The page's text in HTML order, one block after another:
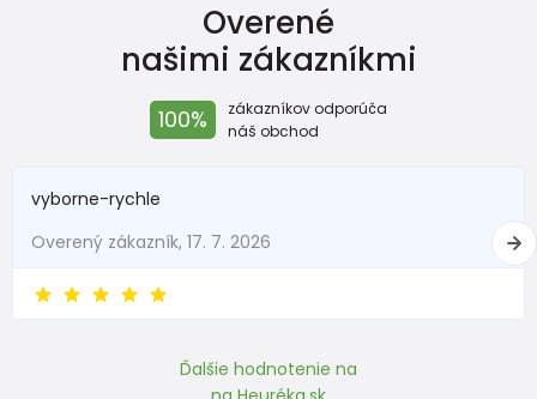
Overené
našimi zákazníkmi
100%
zákazníkov odporúča
náš obchod
vyborne-rychle
Overený zákazník, 17. 7. 2026
Ďalšie hodnotenie na